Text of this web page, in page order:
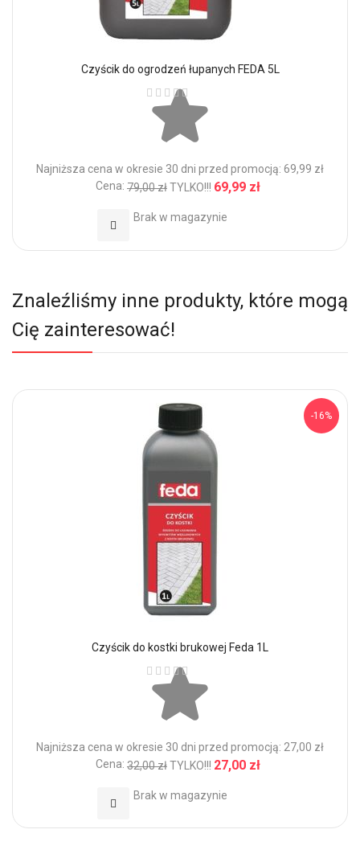
Czyścik do ogrodzeń łupanych FEDA 5L
Ocena:
Najniższa cena w okresie 30 dni przed promocją: 69,99 zł
Cena: 79,00 złTYLKO!!! 69,99 zł
Brak w magazynie
Dodaj do Ulubionych
Znaleźliśmy inne produkty, które mogą
Cię zainteresować!
-16%
Czyścik do kostki brukowej Feda 1L
Ocena:
Najniższa cena w okresie 30 dni przed promocją: 27,00 zł
Cena: 32,00 złTYLKO!!! 27,00 zł
Brak w magazynie
Dodaj do Ulubionych